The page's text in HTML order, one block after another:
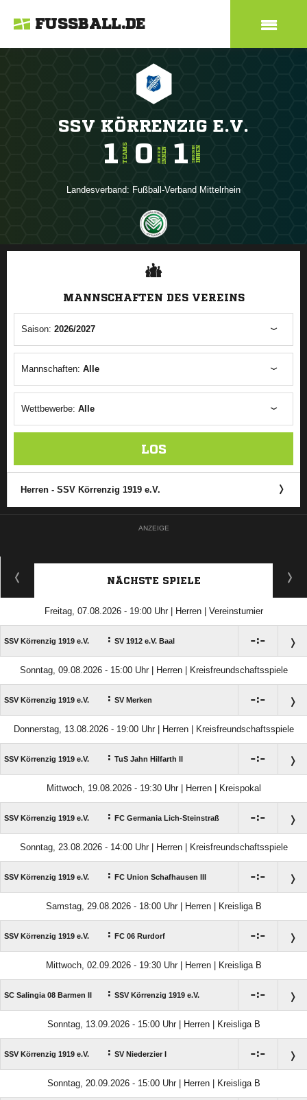
FUSSBALL.DE
SSV KÖRRENZIG E.V.
1 TEAMS 0 JUNIORENINNEN 1 SENIORENINNEN
Landesverband: Fußball-Verband Mittelrhein
ANZEIGE
MANNSCHAFTEN DES VEREINS
Saison: 2026/2027
Mannschaften: Alle
Wettbewerbe: Alle
LOS
Herren - SSV Körrenzig 1919 e.V.
ANZEIGE
NÄCHSTE SPIELE
Freitag, 07.08.2026 - 19:00 Uhr | Herren | Vereinsturnier
SSV Körrenzig 1919 e.V. : SV 1912 e.V. Baal :
Sonntag, 09.08.2026 - 15:00 Uhr | Herren | Kreisfreundschaftsspiele
SSV Körrenzig 1919 e.V. : SV Merken :
Donnerstag, 13.08.2026 - 19:00 Uhr | Herren | Kreisfreundschaftsspiele
SSV Körrenzig 1919 e.V. : TuS Jahn Hilfarth II :
Mittwoch, 19.08.2026 - 19:30 Uhr | Herren | Kreispokal
SSV Körrenzig 1919 e.V. : FC Germania Lich-Steinstraß :
Sonntag, 23.08.2026 - 14:00 Uhr | Herren | Kreisfreundschaftsspiele
SSV Körrenzig 1919 e.V. : FC Union Schafhausen III :
Samstag, 29.08.2026 - 18:00 Uhr | Herren | Kreisliga B
SSV Körrenzig 1919 e.V. : FC 06 Rurdorf :
Mittwoch, 02.09.2026 - 19:30 Uhr | Herren | Kreisliga B
SC Salingia 08 Barmen II : SSV Körrenzig 1919 e.V. :
Sonntag, 13.09.2026 - 15:00 Uhr | Herren | Kreisliga B
SSV Körrenzig 1919 e.V. : SV Niederzier I :
Sonntag, 20.09.2026 - 15:00 Uhr | Herren | Kreisliga B